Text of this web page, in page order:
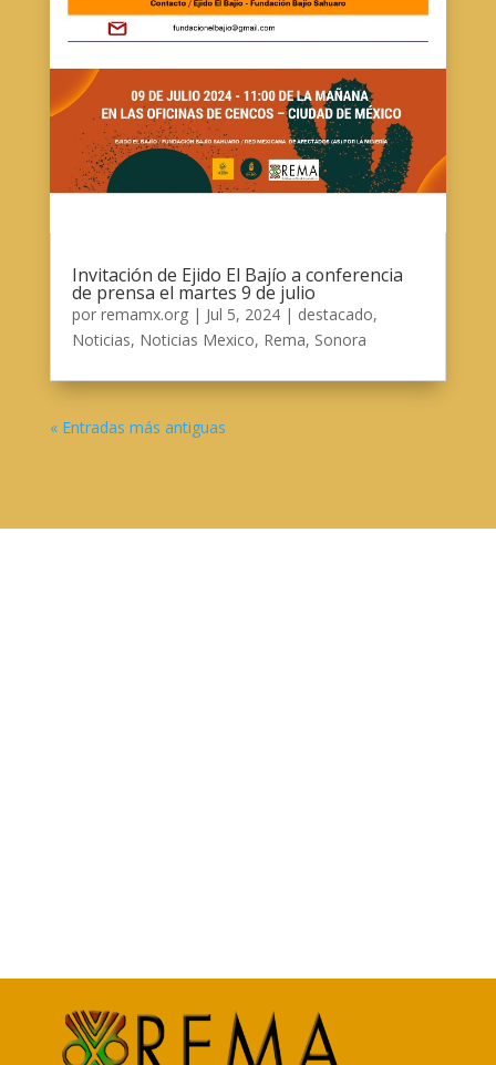
Invitación de Ejido El Bajío a conferencia
de prensa el martes 9 de julio
por remamx.org| Jul 5, 2024| destacado,
Noticias, Noticias Mexico, Rema, Sonora
« Entradas más antiguas